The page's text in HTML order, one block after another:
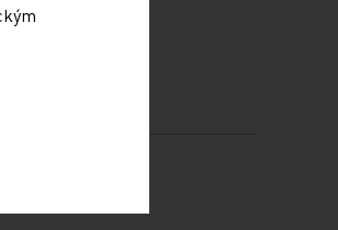
zazněl
protože